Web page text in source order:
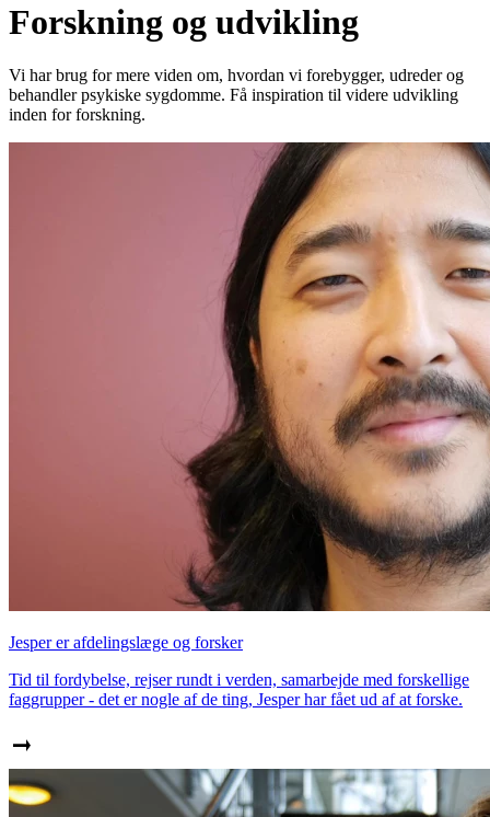
Forskning og udvikling
Vi har brug for mere viden om, hvordan vi forebygger, udreder og
behandler psykiske sygdomme. Få inspiration til videre udvikling
inden for forskning.
Jesper er afdelingslæge og forsker
Tid til fordybelse, rejser rundt i verden, samarbejde med forskellige
faggrupper - det er nogle af de ting, Jesper har fået ud af at forske.